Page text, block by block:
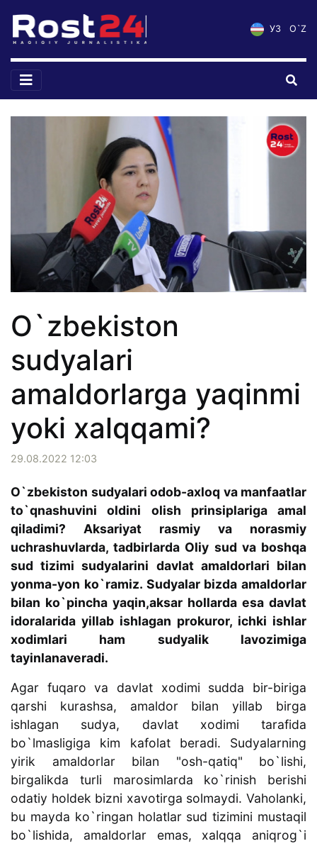
УЗ O`Z
O`zbekiston
sudyalari
amaldorlarga yaqinmi
yoki xalqqami?
29.08.2022 12:03
O`zbekiston sudyalari odob-axloq va manfaatlar
to`qnashuvini oldini olish prinsiplariga amal
qiladimi? Aksariyat rasmiy va norasmiy
uchrashuvlarda, tadbirlarda Oliy sud va boshqa
sud tizimi sudyalarini davlat amaldorlari bilan
yonma-yon ko`ramiz. Sudyalar bizda amaldorlar
bilan ko`pincha yaqin,aksar hollarda esa davlat
idoralarida yillab ishlagan prokuror, ichki ishlar
xodimlari ham sudyalik lavozimiga
tayinlanaveradi.
Agar fuqaro va davlat xodimi sudda bir-biriga
qarshi kurashsa, amaldor bilan yillab birga
ishlagan sudya, davlat xodimi tarafida
bo`lmasligiga kim kafolat beradi. Sudyalarning
yirik amaldorlar bilan "osh-qatiq" bo`lishi,
birgalikda turli marosimlarda ko`rinish berishi
odatiy holdek bizni xavotirga solmaydi. Vaholanki,
bu mayda ko`ringan holatlar sud tizimini mustaqil
bo`lishida, amaldorlar emas, xalqqa aniqrog`i